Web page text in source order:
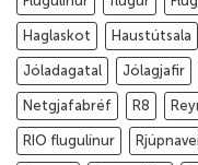
Haglaskot Haustútsala
Jóladagatal Jólagjafir
Netgjafabréf R8
RIO flugulínur